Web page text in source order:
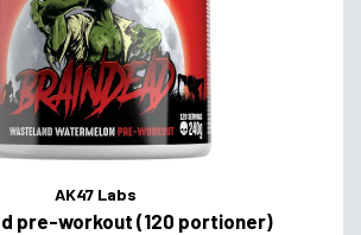
AK47 Labs
pre-workout (120 portioner)